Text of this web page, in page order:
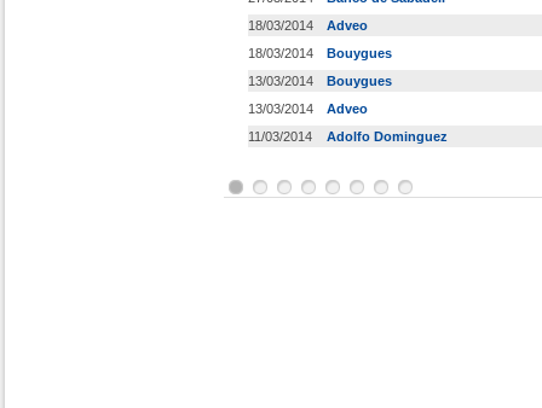
18/03/2014
Adveo
18/03/2014
Bouygues
13/03/2014
Bouygues
13/03/2014
Adveo
11/03/2014
Adolfo Dominguez